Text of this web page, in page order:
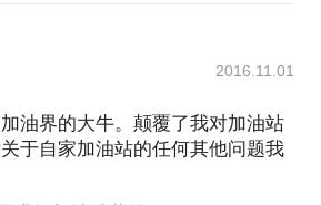
2016.11.01
油界的大牛。颠覆了我对加油站
于自家加油站的任何其他问题我